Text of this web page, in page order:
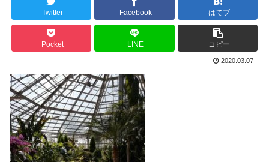
Twitter Facebook はてブ
Pocket LINE コピー
2020.03.07